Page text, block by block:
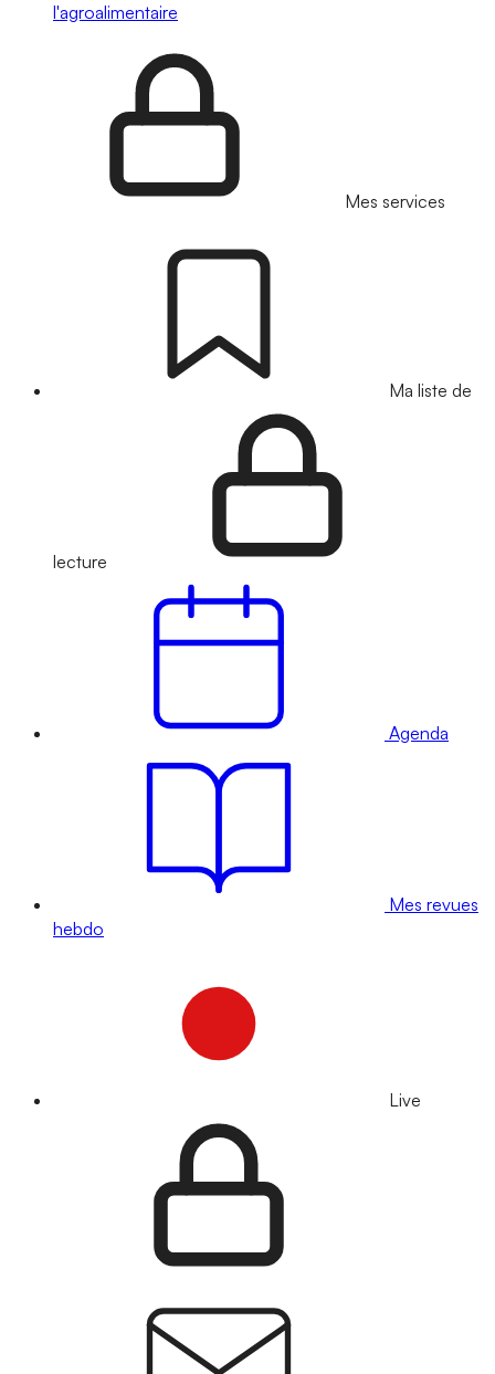
l'agroalimentaire
Mes services
Ma liste de
lecture
Agenda
Mes revues
hebdo
Live